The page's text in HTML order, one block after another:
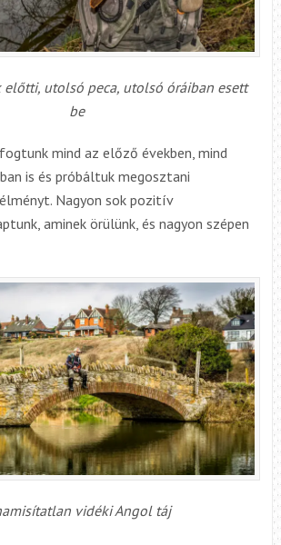
előtti, utolsó peca, utolsó óráiban esett
be
mind az előző években, mind
is és próbáltuk megosztani
Nagyon sok pozitív
aminek örülünk, és nagyon szépen
vidéki Angol táj